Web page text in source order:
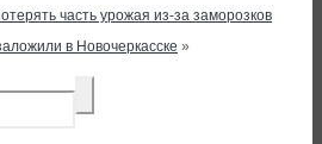
часть урожая из-за заморозков
в Новочеркасске »